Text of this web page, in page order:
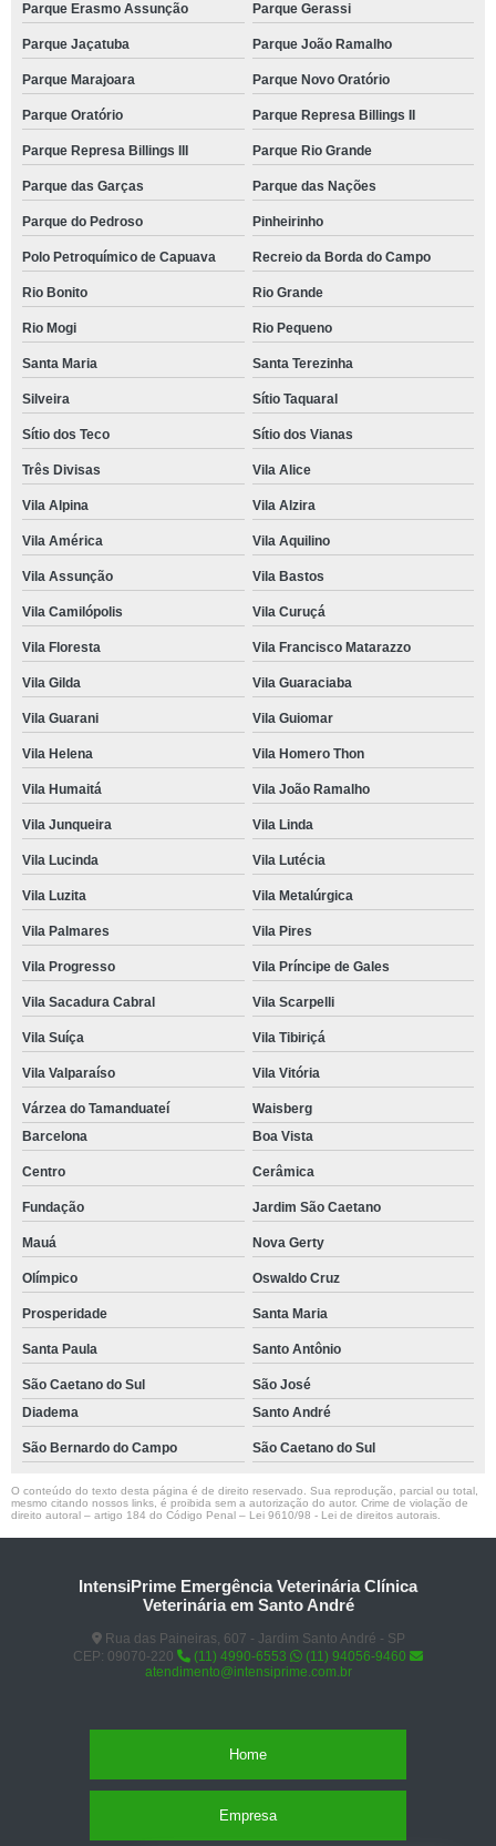
Parque Erasmo Assunção Parque Gerassi
Parque Jaçatuba Parque João Ramalho
Parque Marajoara Parque Novo Oratório
Parque Oratório Parque Represa Billings II
Parque Represa Billings III Parque Rio Grande
Parque das Garças Parque das Nações
Parque do Pedroso Pinheirinho
Polo Petroquímico de Capuava Recreio da Borda do Campo
Rio Bonito Rio Grande
Rio Mogi Rio Pequeno
Santa Maria Santa Terezinha
Silveira Sítio Taquaral
Sítio dos Teco Sítio dos Vianas
Três Divisas Vila Alice
Vila Alpina Vila Alzira
Vila América Vila Aquilino
Vila Assunção Vila Bastos
Vila Camilópolis Vila Curuçá
Vila Floresta Vila Francisco Matarazzo
Vila Gilda Vila Guaraciaba
Vila Guarani Vila Guiomar
Vila Helena Vila Homero Thon
Vila Humaitá Vila João Ramalho
Vila Junqueira Vila Linda
Vila Lucinda Vila Lutécia
Vila Luzita Vila Metalúrgica
Vila Palmares Vila Pires
Vila Progresso Vila Príncipe de Gales
Vila Sacadura Cabral Vila Scarpelli
Vila Suíça Vila Tibiriçá
Vila Valparaíso Vila Vitória
Várzea do Tamanduateí
Waisberg
Barcelona
Boa Vista
Centro Cerâmica
Fundação Jardim São Caetano
Mauá Nova Gerty
Olímpico Oswaldo Cruz
Prosperidade Santa Maria
Santa Paula Santo Antônio
São Caetano do Sul
São José
Diadema
Santo André
São Bernardo do Campo São Caetano do Sul
O conteúdo do texto desta página é de direito reservado. Sua reprodução, parcial ou total,
mesmo citando nossos links, é proibida sem a autorização do autor. Crime de violação de
direito autoral – artigo 184 do Código Penal – Lei 9610/98 - Lei de direitos autorais
IntensiPrime Emergência Veterinária Clínica
Veterinária em Santo André
Rua das Paineiras, 607 - Jardim Santo André - SP
CEP: 09070-220
(11) 4990-6553
(11) 94056-9460
atendimento@intensiprime.com.br
Home
Empresa